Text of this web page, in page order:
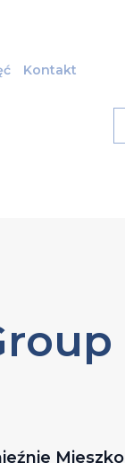
Kontakt
Mieszko